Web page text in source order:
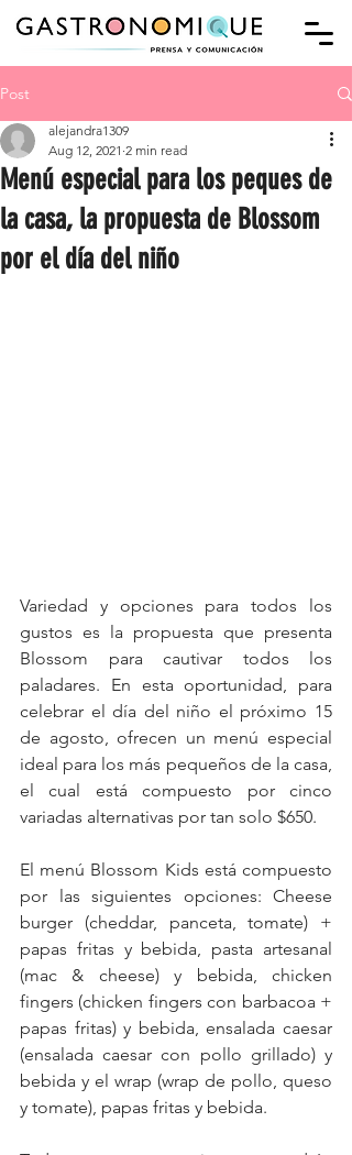
Post
Menú especial para los peques de
la casa, la propuesta de Blossom
por el día del niño
alejandra1309
Aug 12, 2021 2 min read
Variedad y opciones para todos los
gustos es la propuesta que presenta
Blossom para cautivar todos los
paladares. En esta oportunidad, para
celebrar el día del niño el próximo 15
de agosto, ofrecen un menú especial
ideal para los más pequeños de la casa,
el cual está compuesto por cinco
variadas alternativas por tan solo $650.
El menú Blossom Kids está compuesto
por las siguientes opciones: Cheese
burger (cheddar, panceta, tomate) +
papas fritas y bebida, pasta artesanal
(mac & cheese) y bebida, chicken
fingers (chicken fingers con barbacoa +
papas fritas) y bebida, ensalada caesar
(ensalada caesar con pollo grillado) y
bebida y el wrap (wrap de pollo, queso
y tomate), papas fritas y bebida.